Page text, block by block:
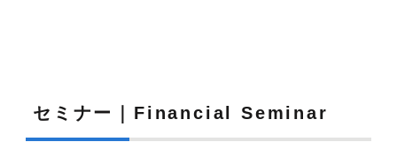
セミナー｜Financial Seminar